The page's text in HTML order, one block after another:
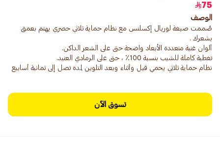
75
الوصف
صُممت صبغة لوريال إكسلنس مع نظام حماية ثلاثي حصري يهتم بعمق
نظام حماية ثلاثي يحمي قبل وأثناء وبعد التلوين لمدة تصل إلى ثمانية أسابيع
تسوق الآن